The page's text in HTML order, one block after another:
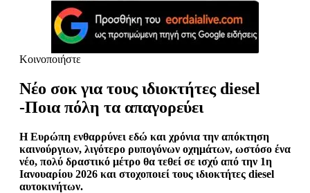
Κοινοποιήστε
Νέο σοκ για τους ιδιοκτήτες diesel
-Ποια πόλη τα απαγορεύει
Η Ευρώπη ενθαρρύνει εδώ και χρόνια την απόκτηση
καινούργιων, λιγότερο ρυπογόνων οχημάτων, ωστόσο ένα
νέο, πολύ δραστικό μέτρο θα τεθεί σε ισχύ από την 1η
Ιανουαρίου 2026 και στοχοποιεί τους ιδιοκτήτες diesel
αυτοκινήτων.